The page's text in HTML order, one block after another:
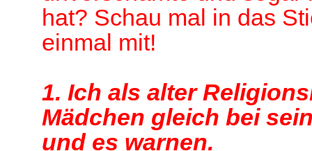
hat? Schau mal in das
einmal mit!
1. Ich als alter
Mädchen gleich bei
und es warnen.